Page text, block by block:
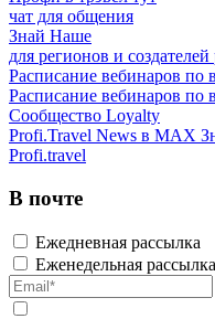
чат для общения
Знай Наше
для регионов и
Расписание вебинаров по
Расписание вебинаров по
Сообщество Loyalty
Profi.Travel News в MAX
Profi.travel
В почте
Ежедневная рассылка
Еженедельная